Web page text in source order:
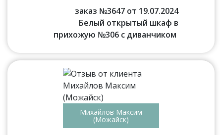
заказ №3647 от 19.07.2024
Белый открытый шкаф в
прихожую №306 с диванчиком
Михайлов Максим
(Можайск)